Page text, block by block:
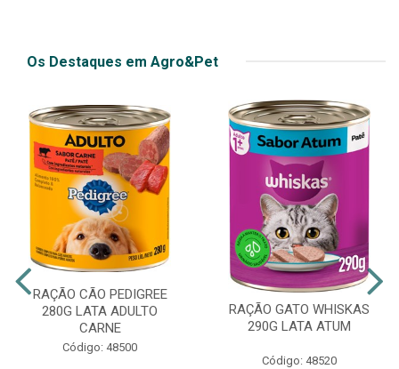
Os Destaques em Agro&Pet
RAÇÃO CÃO PEDIGREE
280G LATA ADULTO
CARNE
Código: 48500
RAÇÃO GATO WHISKAS
290G LATA ATUM
Código: 48520